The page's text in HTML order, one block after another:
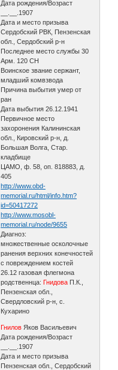
Дата рождения/Возраст
__.__.1907
Дата и место призыва
Сердобский РВК, Пензенская
обл., Сердобский р-н
Последнее место службы 30
Арм. 120 СН
Воинское звание сержант,
младший комвзвода
Причина выбытия умер от
ран
Дата выбытия 26.12.1941
Первичное место
захоронения Калининская
обл., Кировский р-н, д.
Большая Волга, Стар.
кладбище
ЦАМО, ф. 58, оп. 818883, д.
405
http://www.obd-
memorial.ru/html/info.htm?
id=50417272
http://www.mosobl-
memorial.ru/node/9655
Диагноз:
множественные осколочные
ранения верхних конечностей
с повреждением костей
26.12 газовая флегмона
родственнца: Гнидова П.К.,
Пензенская обл.,
Свердловский р-н, с.
Кухарино
Гнилов Яков Васильевич
Дата рождения/Возраст
__.__.1907
Дата и место призыва
Пензенская обл., Сердобский